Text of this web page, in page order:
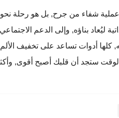
شفاء من جرح, بل هو رحلة نحو
ليُعاد بناؤه, وإلى الدعم
كلها أدوات تساعد على تخفيف
ستجد أن قلبك أصبح أقوى,